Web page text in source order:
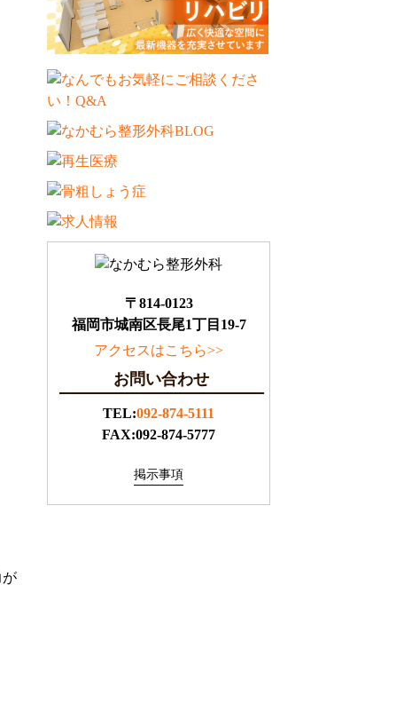
が
〒814-0123
福岡市城南区長尾1丁目19-7
アクセスはこちら>>
お問い合わせ
TEL:092-874-5111
FAX:092-874-5777
掲示事項